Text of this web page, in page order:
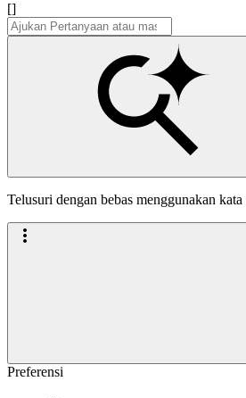
[]
Telusuri dengan bebas menggunakan
Preferensi